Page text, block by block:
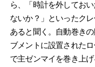
ら、「時計を外してお
ないか？」といったク
あると聞く。自動巻き
ブメントに設置された
で主ゼンマイを巻き上